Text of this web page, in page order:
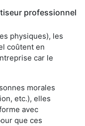
professionnel
physiques), les
coûtent en
car le
morales
etc.), elles
avec
que ces